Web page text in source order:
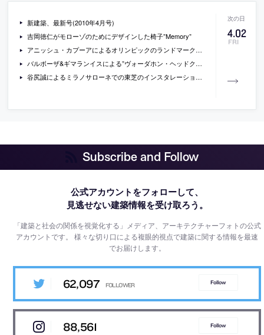
4.02
FRI
新建築、最新号(2010年4月号)
吉岡徳仁がモローゾのためにデザインした椅子”Memory”
アニッシュ・カプーアによるオリンピックのランドマークタワー
バルボーザ&ギマランイスによる”ヴォーダホン・ヘッドクォーター”
谷尻誠によるミラノサローネでの東芝のインスタレーション”Lucèste”
Subscribe and Follow
公式アカウントをフォローして、
見逃せない建築情報を受け取ろう。
「建築と社会の関係を視覚化する」メディア、アーキテクチャーフォトの公式
アカウントです。様々な切り口による複眼的視点で建築に関する情報を最速
でお届けします。
62,097 Follow
88,561 Follow